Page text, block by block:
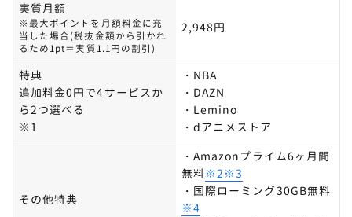
実質月額
※最大ポイントを月額料金に充
当した場合(税抜金額から引かれ
るため1pt＝実質1.1円の割引)
2,948円
特典
追加料金0円で4サービスか
ら2つ選べる
※1
・NBA
・DAZN
・Lemino
・dアニメストア
その他特典
・Amazonプライム6ヶ月間
無料※2※3
・国際ローミング30GB無料
※4